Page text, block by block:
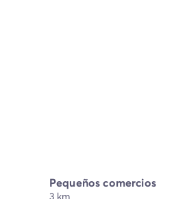
Pequeños comercios
3 km